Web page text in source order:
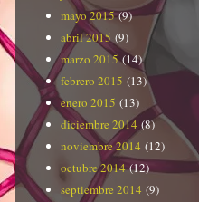
mayo 2015(9)
abril 2015 (9)
marzo 2015(14)
febrero 2015 (13)
enero 2015 (13)
diciembre 2014 (8)
noviembre 2014 (12)
octubre 2014(12)
septiembre 2014 (9)